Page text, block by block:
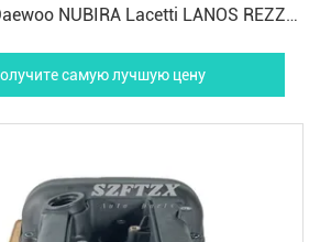
NUBIRA Lacetti LANOS REZZO
самую лучшую цену